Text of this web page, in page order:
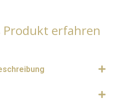
Produkt erfahren